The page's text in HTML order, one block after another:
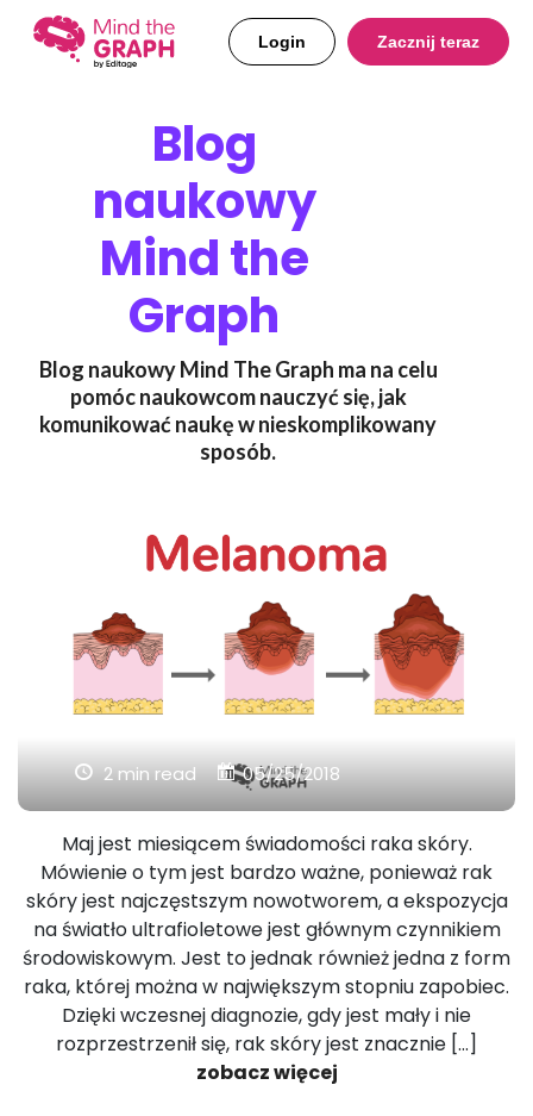
Login Zacznij teraz
Blog
naukowy
Mind the
Graph
Blog naukowy Mind The Graph ma na celu
pomóc naukowcom nauczyć się, jak
komunikować naukę w nieskomplikowany
sposób.
2 min read 05/25/2018
Maj jest miesiącem świadomości raka skóry.
Mówienie o tym jest bardzo ważne, ponieważ rak
skóry jest najczęstszym nowotworem, a ekspozycja
na światło ultrafioletowe jest głównym czynnikiem
środowiskowym. Jest to jednak również jedna z form
raka, której można w największym stopniu zapobiec.
Dzięki wczesnej diagnozie, gdy jest mały i nie
rozprzestrzenił się, rak skóry jest znacznie [...]
zobacz więcej